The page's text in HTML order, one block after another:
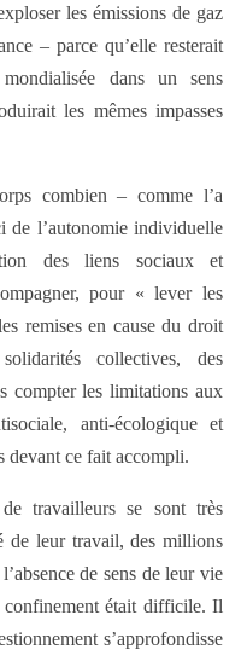
les émissions de gaz
– parce qu’elle resterait
dans un sens
les mêmes impasses
combien – comme l’a
de l’autonomie individuelle
des liens sociaux et
pour « lever les
remises en cause du droit
collectives, des
compter les limitations aux
anti-écologique et
devant ce fait accompli.
travailleurs se sont très
de leur travail, des millions
de sens de leur vie
confinement était difficile. Il
s’approfondisse